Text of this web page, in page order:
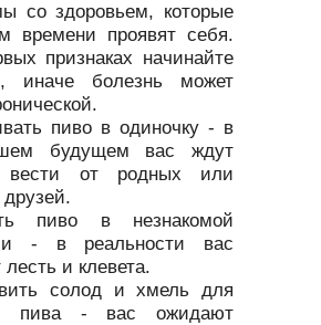
со здоровьем, которые
времени проявят себя.
признаках начинайте
иначе болезнь может
пиво в одиночку - в
будущем вас ждут
вести от родных или
друзей.
пиво в незнакомой
- в реальности вас
и клевета.
солод и хмель для
пива - вас ожидают